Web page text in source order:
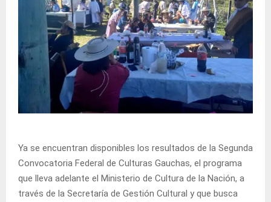
Ya se encuentran disponibles los resultados de la Segunda
Convocatoria Federal de Culturas Gauchas, el programa
que lleva adelante el Ministerio de Cultura de la Nación, a
través de la Secretaría de Gestión Cultural y que busca